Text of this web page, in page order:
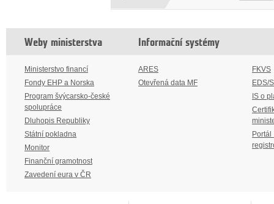
Weby ministerstva
Ministerstvo financí
Fondy EHP a Norska
Program švýcarsko-české
spolupráce
Dluhopis Republiky
Státní pokladna
Monitor
Finanční gramotnost
Zavedení eura v ČR
Informační systémy
ARES
Otevřená data MF
FKVS
EDS/
IS o
Portál